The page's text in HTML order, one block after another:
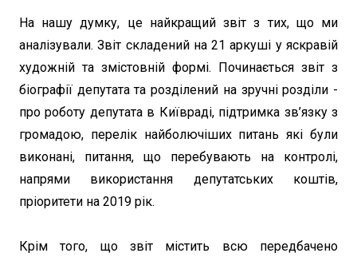
На нашу думку, це найкращий звіт з тих, що ми
аналізували. Звіт складений на 21 аркуші у яскравій
художній та змістовній формі. Починається звіт з
біографії депутата та розділений на зручні розділи -
про роботу депутата в Київраді, підтримка зв’язку з
громадою, перелік найболючіших питань які були
виконані, питання, що перебувають на контролі,
напрями використання депутатських коштів,
пріоритети на 2019 рік.
Крім того, що звіт містить всю передбачено